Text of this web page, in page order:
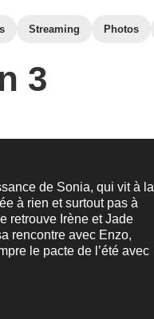
Streaming Photos
3
de Sonia, qui vit à la
à rien et surtout pas à
retrouve Irène et Jade
rencontre avec Enzo,
le pacte de l’été avec